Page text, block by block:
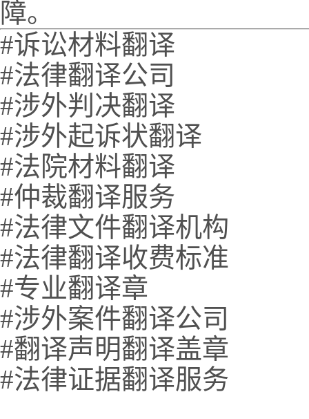
障。
#诉讼材料翻译
#法律翻译公司
#涉外判决翻译
#涉外起诉状翻译
#法院材料翻译
#仲裁翻译服务
#法律文件翻译机构
#法律翻译收费标准
#专业翻译章
#涉外案件翻译公司
#翻译声明翻译盖章
#法律证据翻译服务